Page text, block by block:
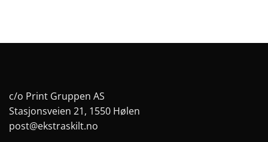
c/o Print Gruppen AS
Stasjonsveien 21, 1550 Hølen
post@ekstraskilt.no